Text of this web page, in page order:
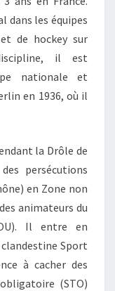
les équipes
de hockey sur
il est
nationale et
en 1936, où il
la Drôle de
persécutions
en Zone non
animateurs du
Il entre en
Sport
à cacher des
(STO)